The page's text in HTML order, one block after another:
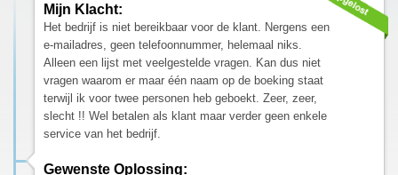
Mijn Klacht:
Het bedrijf is niet bereikbaar voor de klant. Nergens een
e-mailadres, geen telefoonnummer, helemaal niks.
Alleen een lijst met veelgestelde vragen. Kan dus niet
vragen waarom er maar één naam op de boeking staat
terwijl ik voor twee personen heb geboekt. Zeer, zeer,
slecht !! Wel betalen als klant maar verder geen enkele
service van het bedrijf.
Gewenste Oplossing: